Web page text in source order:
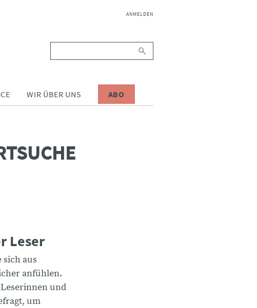
NAVIGATION
ANMELDEN
WIR ÜBER UNS ABO
Leser
sich aus
anfühlen.
und
um